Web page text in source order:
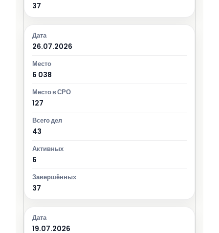
37
26.07.2026
6 038
127
43
6
37
19.07.2026